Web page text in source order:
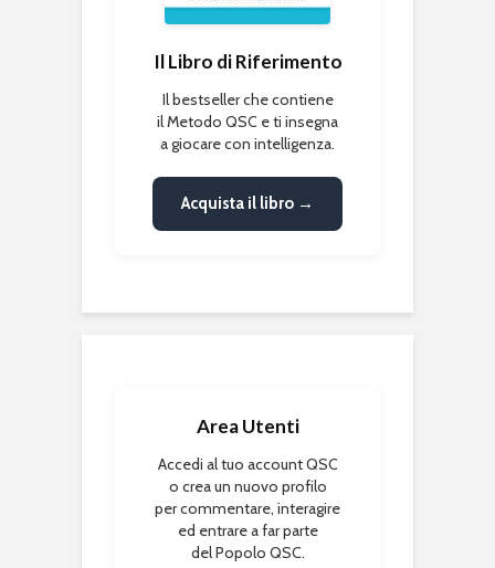
Il Libro di Riferimento
Il bestseller che contiene
il Metodo QSC e ti insegna
a giocare con intelligenza.
Acquista il libro →
Area Utenti
Accedi al tuo account QSC
o crea un nuovo profilo
per commentare, interagire
ed entrare a far parte
del Popolo QSC.